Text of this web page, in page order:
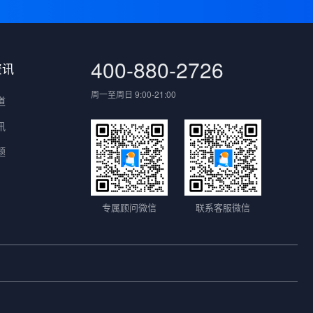
400-880-2726
周一至周日 9:00-21:00
专属顾问微信 联系客服微信